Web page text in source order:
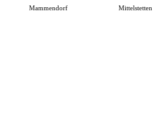
Mammendorf Mittelstetten